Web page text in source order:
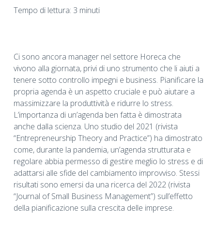
Tempo di lettura: 3 minuti
Ci sono ancora manager nel settore Horeca che
vivono alla giornata, privi di uno strumento che li aiuti a
tenere sotto controllo impegni e business. Pianificare la
propria agenda è un aspetto cruciale e può aiutare a
massimizzare la produttività e ridurre lo stress.
L’importanza di un’agenda ben fatta è dimostrata
anche dalla scienza. Uno studio del 2021 (rivista
“Entrepreneurship Theory and Practice”) ha dimostrato
come, durante la pandemia, un’agenda strutturata e
regolare abbia permesso di gestire meglio lo stress e di
adattarsi alle sfide del cambiamento improvviso. Stessi
risultati sono emersi da una ricerca del 2022 (rivista
“Journal of Small Business Management”) sull’effetto
della pianificazione sulla crescita delle imprese.